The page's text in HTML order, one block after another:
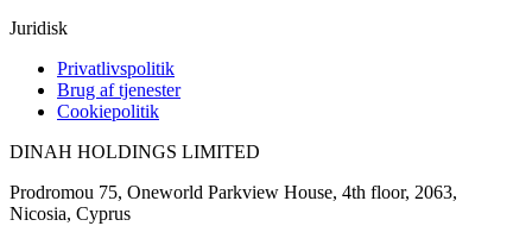
Juridisk
Privatlivspolitik
Brug af tjenester
Cookiepolitik
DINAH HOLDINGS LIMITED
Prodromou 75, Oneworld Parkview House, 4th floor, 2063,
Nicosia, Cyprus